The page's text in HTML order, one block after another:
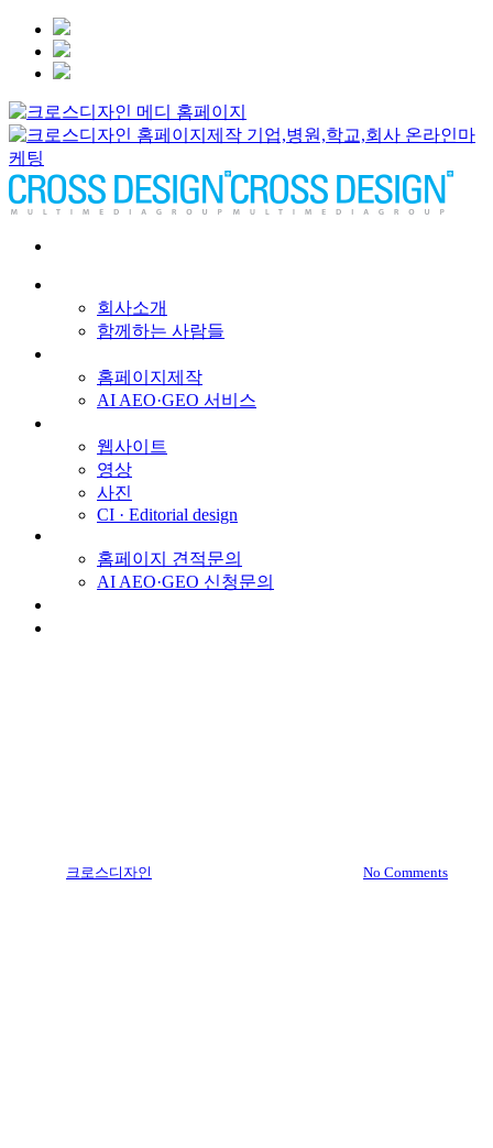
회사소개
함께하는 사람들
홈페이지제작
AI AEO·GEO 서비스
웹사이트
영상
사진
CI · Editorial design
홈페이지 견적문의
AI AEO·GEO 신청문의
크로스디자인 No Comments